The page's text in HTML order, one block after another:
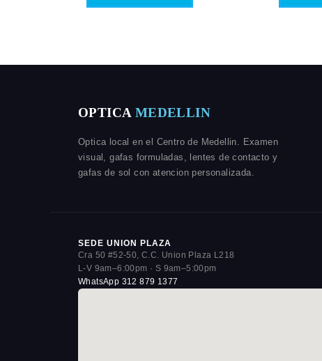
OPTICA MEDELLIN
Optica local en el Centro de Medellin. Examen
visual, gafas formuladas, lentes de contacto y
gafas de sol con atencion personalizada.
SEDE UNION PLAZA
Cra 50 #52-50, C.C. Union Plaza L218
L-V 9am–6:00pm · S 9am–5:00pm
WhatsApp 312 879 1377